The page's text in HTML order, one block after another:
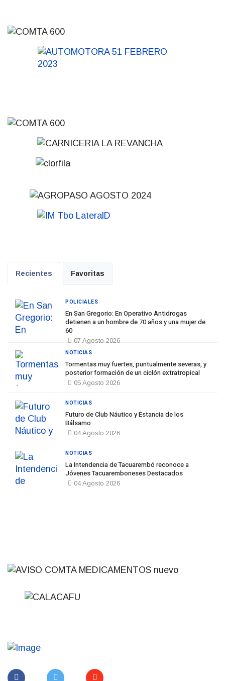
Recientes Favoritas
En San Gregorio: En Operativo Antidrogas
detienen a un hombre de 70 años y una mujer de
60
07 Agosto 2026
POLICIALES
Tormentas muy fuertes, puntualmente severas, y
posterior formación de un ciclón extratropical
05 Agosto 2026
NOTICIAS
Futuro de Club Náutico y Estancia de los
Bálsamo
04 Agosto 2026
NOTICIAS
La Intendencia de Tacuarembó reconoce a
Jóvenes Tacuaremboneses Destacados
04 Agosto 2026
NOTICIAS